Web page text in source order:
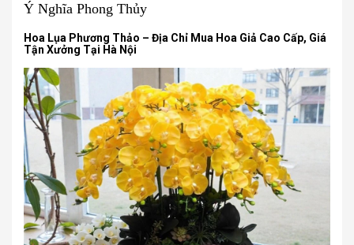
Ý Nghĩa Phong Thủy
Hoa Lụa Phương Thảo – Địa Chỉ Mua Hoa Giả Cao Cấp, Giá
Tận Xưởng Tại Hà Nội